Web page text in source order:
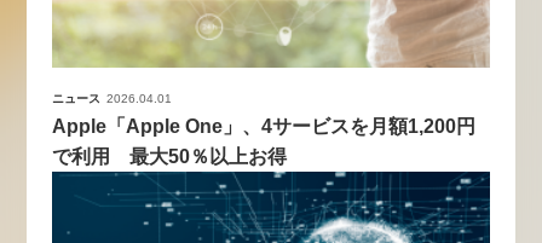
ニュース 2026.04.01
Apple「Apple One」、4サービスを月額1,200円
で利用 最大50％以上お得